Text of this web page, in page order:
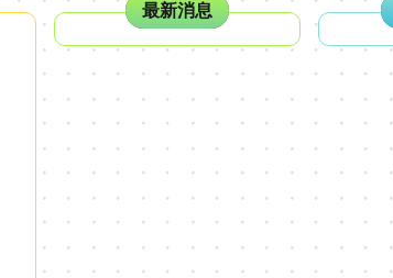
最新消息